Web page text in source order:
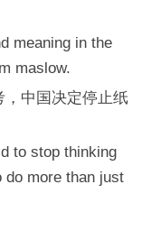
meaning in the
maslow.
中国决定停止纸
to stop thinking
more than just